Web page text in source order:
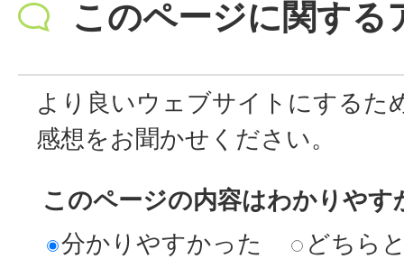
このページに関する
より良いウェブサイトにするた
感想をお聞かせください。
このページの内容はわかりやす
分かりやすかった
どちら